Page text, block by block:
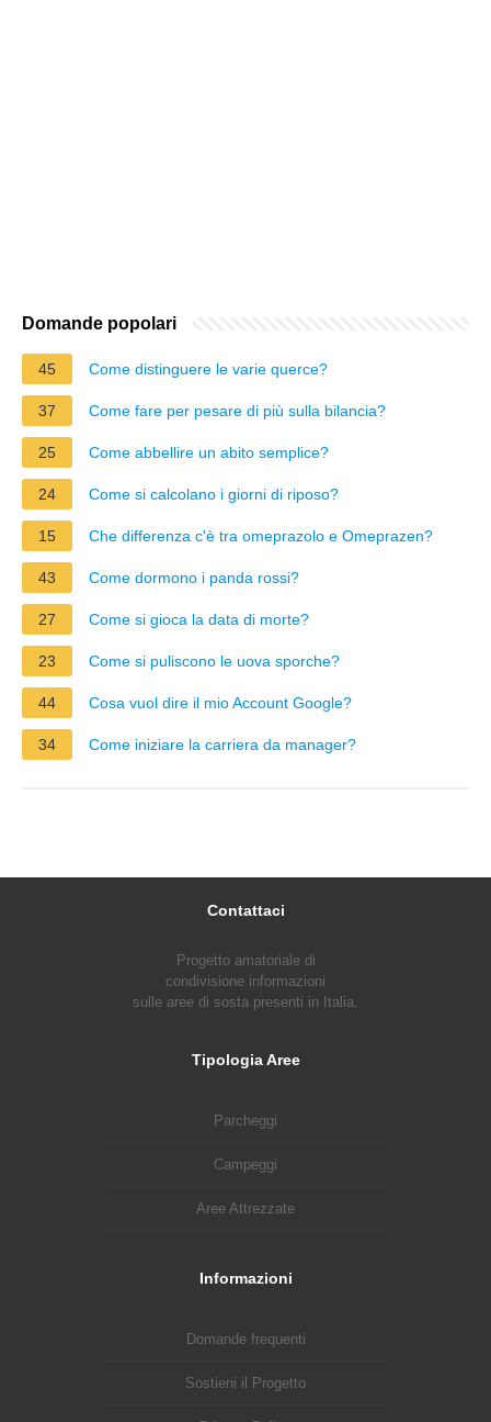
Domande popolari
45 Come distinguere le varie querce?
37 Come fare per pesare di più sulla bilancia?
25 Come abbellire un abito semplice?
24 Come si calcolano i giorni di riposo?
15 Che differenza c'è tra omeprazolo e Omeprazen?
43 Come dormono i panda rossi?
27 Come si gioca la data di morte?
23 Come si puliscono le uova sporche?
44 Cosa vuol dire il mio Account Google?
34 Come iniziare la carriera da manager?
Contattaci
Progetto amatoriale di
condivisione informazioni
sulle aree di sosta presenti in Italia.
Tipologia Aree
Parcheggi
Campeggi
Aree Attrezzate
Informazioni
Domande frequenti
Sostieni il Progetto